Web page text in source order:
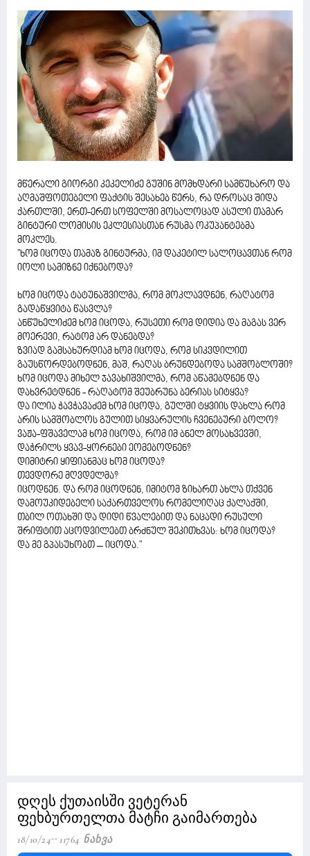
მწერალი გიორგი კეკელიძე გუშინ მომხდარი სამწუხარო და
აღმაშფოთებელი ფაქტის შესახებ წერს, რა დროსაც შიდა
ქართლში, ერთ-ერთ სოფელში მოსალოცად ასული თამარ
გინტური ლომისის ეკლესიასთან რუსმა ოკუპანტებმა
მოკლეს.
"ხომ იცოდა თამაზ გინტურმა, იმ დაკეტილ სალოცავთან რომ
იოლი სამიზნე იქნებოდა?
ხომ იცოდა ტატუნაშვილმა, რომ მოკლავდნენ, რაღატომ
გადაწყვიტა წასვლა?
ანწუხელიძემ ხომ იცოდა, რუსეთი რომ დიდია და მაგას ვერ
მოერევი, რატომ არ დანებდა?
ზვიად გამსახურდიამ ხომ იცოდა, რომ სიკვდილით
გაუსწორდებოდნენ, მაშ, რაღას ბრუნდებოდა სამშობლოში?
ხომ იცოდა მიხელ ჯავახიშვილმა, რომ აწამებდნენ და
დახვრეტდნენ - რაღატომ შეუბრუნა ბერიას სიტყვა?
და ილია ჭავჭავაძემ ხომ იცოდა, გულში ტყვიის დახლა რომ
არის სამშობლოს გულით სიყვარულის ჩვენებური ბოლო?
ვაჟა-ფშაველამ ხომ იცოდა, რომ იმ ბნელ მოსახვევში,
დაჭრილს ყვავ-ყორნები ეომებოდნენ?
დიმიტრი ყიფიანმაც ხომ იცოდა?
თევდორე მღვდელმა?
იცოდნენ. და რომ იცოდნენ, იმიტომ ზიხართ ახლა თქვენ
დამოუკიდებელი საქართველოს რომელიღაც ქალაქში,
თბილ ოთახში და დიდი წვალებით და ნაცადი რუსული
შრიფტით აცოდვილებთ ბრძნულ შეკითხვას: ხომ იცოდა?
და მე გპასუხობთ – იცოდა."
დღეს ქუთაისში ვეტერან
ფეხბურთელთა მატჩი გაიმართება
18/10/24 11764 Ნახვა